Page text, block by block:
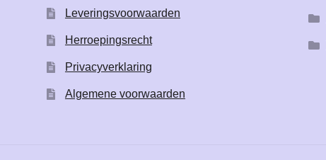
Leveringsvoorwaarden
Herroepingsrecht
Privacyverklaring
Algemene voorwaarden